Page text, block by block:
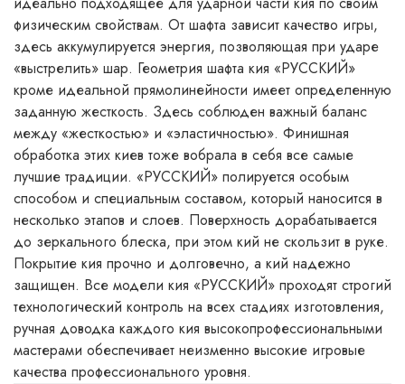
физическим свойствам. От шафта зависит качество игры,
здесь аккумулируется энергия, позволяющая при ударе
«выстрелить» шар. Геометрия шафта кия «РУССКИЙ»
кроме идеальной прямолинейности имеет определенную
заданную жесткость. Здесь соблюден важный баланс
между «жесткостью» и «эластичностью». Финишная
обработка этих киев тоже вобрала в себя все самые
лучшие традиции. «РУССКИЙ» полируется особым
способом и специальным составом, который наносится в
несколько этапов и слоев. Поверхность дорабатывается
до зеркального блеска, при этом кий не скользит в руке.
Покрытие кия прочно и долговечно, а кий надежно
защищен. Все модели кия «РУССКИЙ» проходят строгий
технологический контроль на всех стадиях изготовления,
ручная доводка каждого кия высокопрофессиональными
мастерами обеспечивает неизменно высокие игровые
качества профессионального уровня.